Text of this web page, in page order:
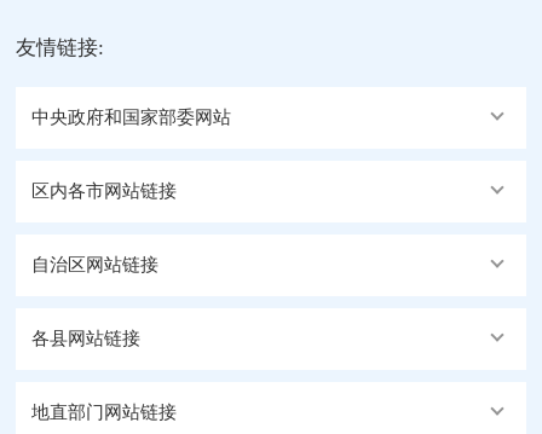
友情链接:
中央政府和国家部委网站
区内各市网站链接
自治区网站链接
各县网站链接
地直部门网站链接